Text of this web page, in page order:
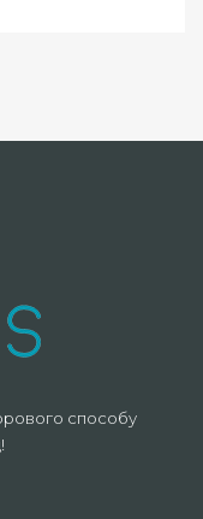
способу